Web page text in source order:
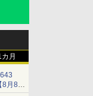
カ月
8月8日